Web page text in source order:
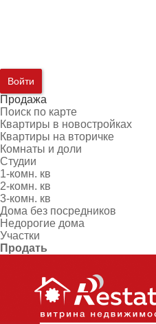
Войти
Продажа
Поиск по карте
Квартиры в новостройках
Квартиры на вторичке
Комнаты и доли
Студии
1-комн. кв
2-комн. кв
3-комн. кв
Дома без посредников
Недорогие дома
Участки
Продать